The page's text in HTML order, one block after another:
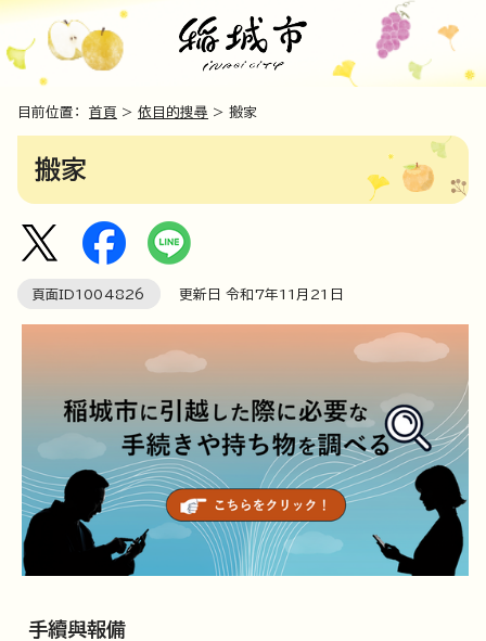
目前位置： 首頁 > 依目的搜尋 > 搬家
搬家
頁面ID1004826 更新日 令和7年11 月 21 日
手續與報備